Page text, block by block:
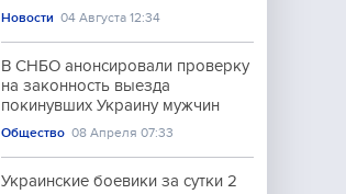
Новости 04 Августа 12:34
В СНБО анонсировали проверку
на законность выезда
покинувших Украину мужчин
Общество 08 Апреля 07:33
Украинские боевики за сутки 2